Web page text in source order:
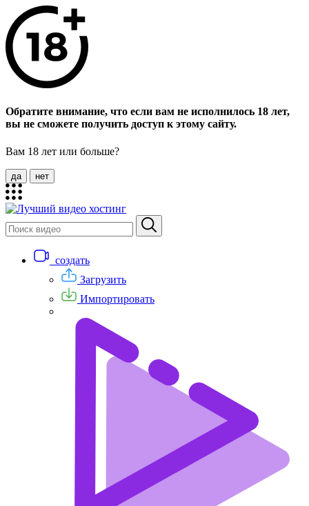
Обратите внимание, что если вам не исполнилось 18 лет,
вы не сможете получить доступ к этому сайту.
Вам 18 лет или больше?
да нет
создать
Загрузить
Импортировать